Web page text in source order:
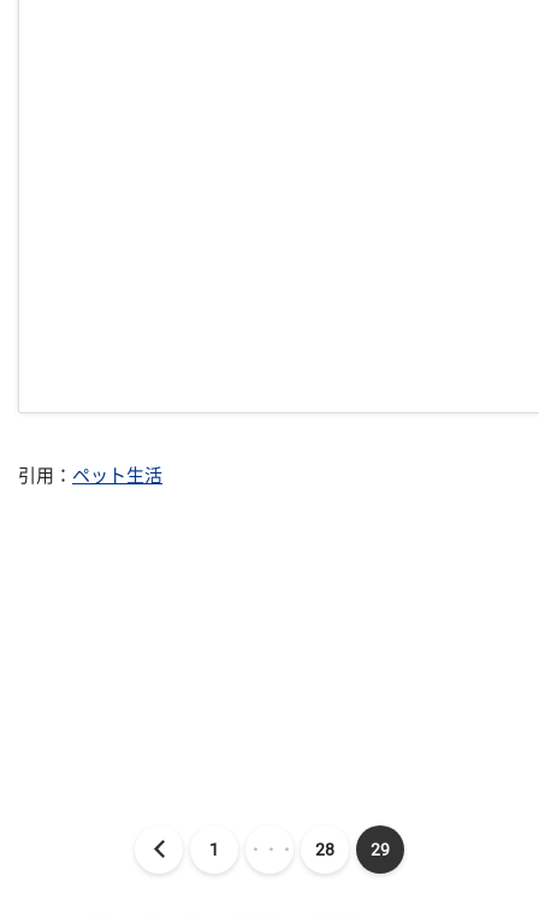
引用： ペット生活
1 ・・・ 28 29